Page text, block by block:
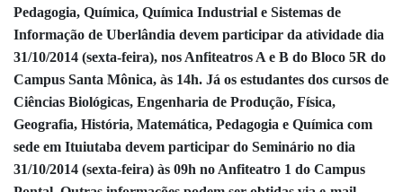
Pedagogia, Química, Química Industrial e Sistemas de
Informação de Uberlândia devem participar da atividade dia
31/10/2014 (sexta-feira), nos Anfiteatros A e B do Bloco 5R do
Campus Santa Mônica, às 14h. Já os estudantes dos cursos de
Ciências Biológicas, Engenharia de Produção, Física,
Geografia, História, Matemática, Pedagogia e Química com
sede em Ituiutaba devem participar do Seminário no dia
31/10/2014 (sexta-feira) às 09h no Anfiteatro 1 do Campus